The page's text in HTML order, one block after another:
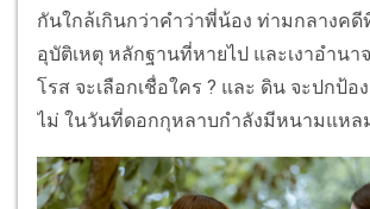
กันใกล้เกินกว่าคำว่าพี่น้อง ท่ามกลางคดี
อุบัติเหตุ หลักฐานที่หายไป และเงาอำน
โรส จะเลือกเชื่อใคร ? และ ดิน จะปกป้อ
ไม่ ในวันที่ดอกกุหลาบกำลังมีหนามแหล